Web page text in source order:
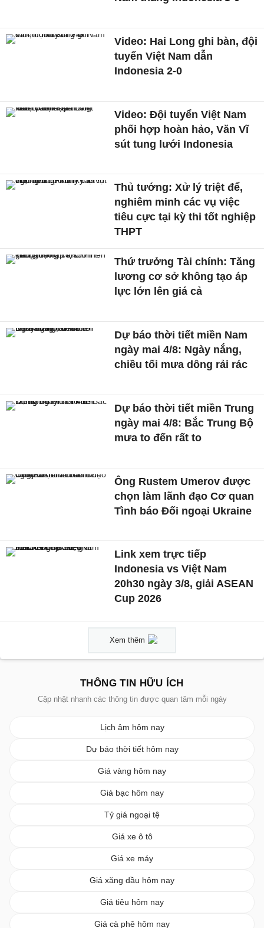
Video: Hai Long ghi bàn, đội
tuyển Việt Nam dẫn
Indonesia 2-0
Video: Đội tuyển Việt Nam
phối hợp hoàn hảo, Văn Vĩ
sút tung lưới Indonesia
Thủ tướng: Xử lý triệt để,
nghiêm minh các vụ việc
tiêu cực tại kỳ thi tốt nghiệp
THPT
Thứ trưởng Tài chính: Tăng
lương cơ sở không tạo áp
lực lớn lên giá cả
Dự báo thời tiết miền Nam
ngày mai 4/8: Ngày nắng,
chiều tối mưa dông rải rác
Dự báo thời tiết miền Trung
ngày mai 4/8: Bắc Trung Bộ
mưa to đến rất to
Ông Rustem Umerov được
chọn làm lãnh đạo Cơ quan
Tình báo Đối ngoại Ukraine
Link xem trực tiếp
Indonesia vs Việt Nam
20h30 ngày 3/8, giải ASEAN
Cup 2026
Xem thêm
THÔNG TIN HỮU ÍCH
Cập nhật nhanh các thông tin được quan tâm mỗi ngày
Lịch âm hôm nay
Dự báo thời tiết hôm nay
Giá vàng hôm nay
Giá bạc hôm nay
Tỷ giá ngoại tệ
Giá xe ô tô
Giá xe máy
Giá xăng dầu hôm nay
Giá tiêu hôm nay
Giá cà phê hôm nay